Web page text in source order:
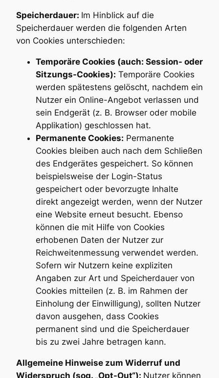
Speicherdauer: Im Hinblick auf die
Speicherdauer werden die folgenden Arten
von Cookies unterschieden:
Temporäre Cookies (auch: Session- oder
Sitzungs-Cookies): Temporäre Cookies
werden spätestens gelöscht, nachdem ein
Nutzer ein Online-Angebot verlassen und
sein Endgerät (z. B. Browser oder mobile
Applikation) geschlossen hat.
Permanente Cookies: Permanente
Cookies bleiben auch nach dem Schließen
des Endgerätes gespeichert. So können
beispielsweise der Login-Status
gespeichert oder bevorzugte Inhalte
direkt angezeigt werden, wenn der Nutzer
eine Website erneut besucht. Ebenso
können die mit Hilfe von Cookies
erhobenen Daten der Nutzer zur
Reichweitenmessung verwendet werden.
Sofern wir Nutzern keine expliziten
Angaben zur Art und Speicherdauer von
Cookies mitteilen (z. B. im Rahmen der
Einholung der Einwilligung), sollten Nutzer
davon ausgehen, dass Cookies
permanent sind und die Speicherdauer
bis zu zwei Jahre betragen kann.
Allgemeine Hinweise zum Widerruf und
Widerspruch (sog. „Opt-Out“): Nutzer können